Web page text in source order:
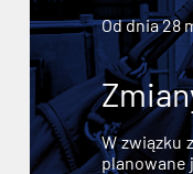
Od dnia 28
W związku
planowane